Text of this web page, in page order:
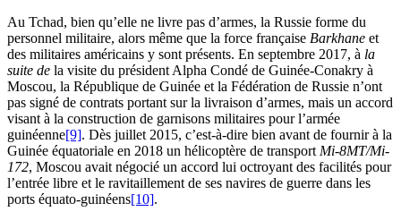
Au Tchad, bien qu’elle ne livre pas d’armes, la Russie forme du
personnel militaire, alors même que la force française Barkhane et
des militaires américains y sont présents. En septembre 2017, à la
suite de la visite du président Alpha Condé de Guinée-Conakry à
Moscou, la République de Guinée et la Fédération de Russie n’ont
pas signé de contrats portant sur la livraison d’armes, mais un accord
visant à la construction de garnisons militaires pour l’armée
guinéenne[9]. Dès juillet 2015, c’est-à-dire bien avant de fournir à la
Guinée équatoriale en 2018 un hélicoptère de transport Mi-8MT/Mi-
172, Moscou avait négocié un accord lui octroyant des facilités pour
l’entrée libre et le ravitaillement de ses navires de guerre dans les
ports équato-guinéens[10].